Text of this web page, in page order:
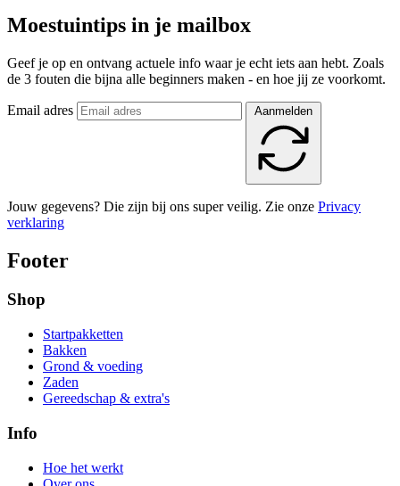
Moestuintips in je mailbox
Geef je op en ontvang actuele info waar je echt iets aan hebt. Zoals
de 3 fouten die bijna alle beginners maken - en hoe jij ze voorkomt.
Email adres Aanmelden
Jouw gegevens? Die zijn bij ons super veilig. Zie onze Privacy
verklaring
Footer
Shop
Startpakketten
Bakken
Grond & voeding
Zaden
Gereedschap & extra's
Info
Hoe het werkt